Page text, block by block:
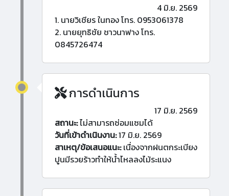
4 มิ.ย. 2569
1. นายวิเชียร ในทอง โทร. 0953061378
2. นายยุทธิชัย ชาวนาฟาง โทร.
0845726474
การดำเนินการ
17 มิ.ย. 2569
สถานะ:ไม่สามารถซ่อมแซมได้
วันที่เข้าดำเนินงาน:17 มิ.ย. 2569
สาเหตุ/ข้อเสนอแนะ:เนื่องจากฝนตกระเบียง
ปูนมีรวยร้าวทำให้น้ำไหลลงไม้ระแนง